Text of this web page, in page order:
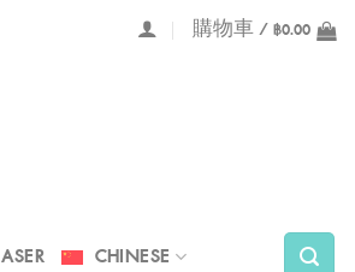
購物車 / ฿0.00
CHINESE